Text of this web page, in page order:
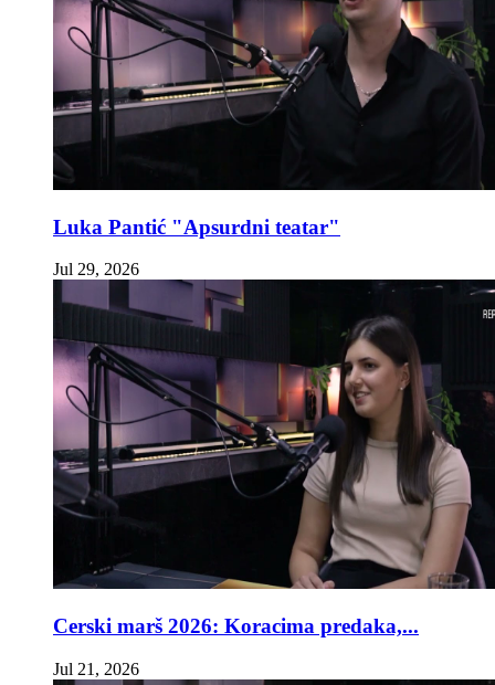
Luka Pantić "Apsurdni teatar"
Jul 29, 2026
Cerski marš 2026: Koracima predaka,...
Jul 21, 2026